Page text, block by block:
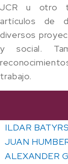
JCR u otro
artículos de
diversos
y social.
trabajo.
ILDAR
JUAN
ALEXANDER